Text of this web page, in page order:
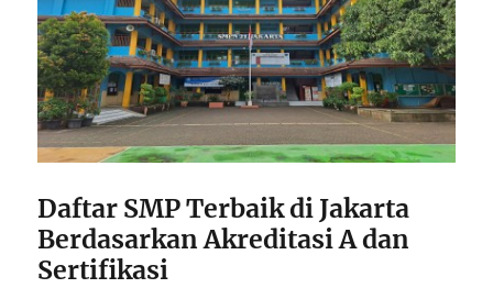
Daftar SMP Terbaik di Jakarta
Berdasarkan Akreditasi A dan
Sertifikasi